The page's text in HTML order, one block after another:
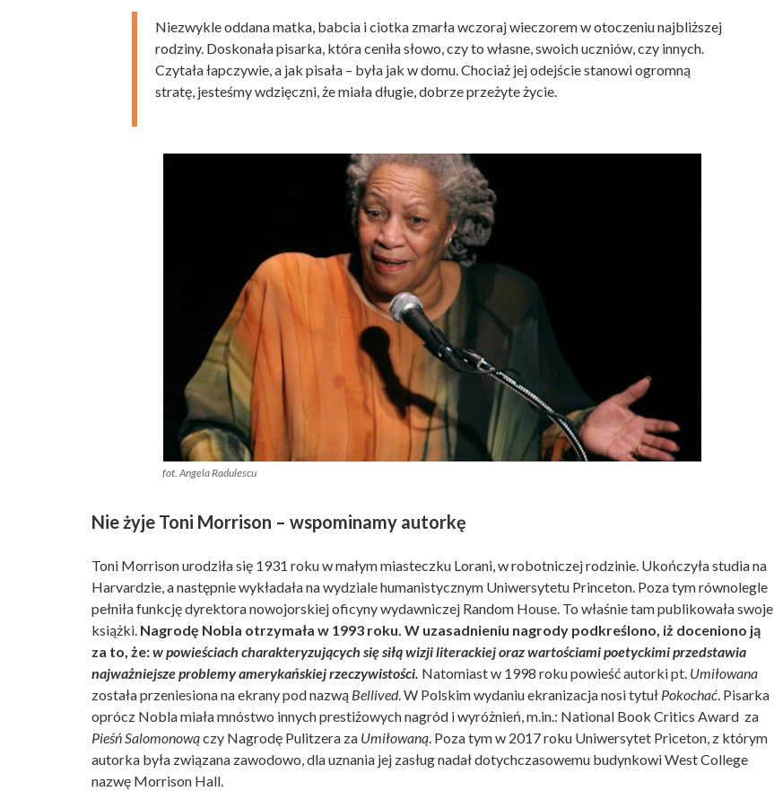
Niezwykle oddana matka, babcia i ciotka zmarła wczoraj wieczorem w otoczeniu najbliższej
rodziny. Doskonała pisarka, która ceniła słowo, czy to własne, swoich uczniów, czy innych.
Czytała łapczywie, a jak pisała – była jak w domu. Chociaż jej odejście stanowi ogromną
stratę, jesteśmy wdzięczni, że miała długie, dobrze przeżyte życie.
fot. Angela Radulescu
Nie żyje Toni Morrison – wspominamy autorkę
Toni Morrison urodziła się 1931 roku w małym miasteczku Lorani, w robotniczej rodzinie. Ukończyła studia na
Harvardzie, a następnie wykładała na wydziale humanistycznym Uniwersytetu Princeton. Poza tym równolegle
pełniła funkcję dyrektora nowojorskiej oficyny wydawniczej Random House. To właśnie tam publikowała swoje
książki. Nagrodę Nobla otrzymała w 1993 roku. W uzasadnieniu nagrody podkreślono, iż doceniono ją
za to, że:w powieściach charakteryzujących się siłą wizji literackiej oraz wartościami poetyckimi przedstawia
najważniejsze problemy amerykańskiej rzeczywistości. Natomiast w 1998 roku powieść autorki pt. Umiłowana
została przeniesiona na ekrany pod nazwą Bellived. W Polskim wydaniu ekranizacja nosi tytuł Pokochać. Pisarka
oprócz Nobla miała mnóstwo innych prestiżowych nagród i wyróżnień, m.in.: National Book Critics Award za
Pieśń Salomonowączy Nagrodę Pulitzera za Umiłowaną. Poza tym w 2017 roku Uniwersytet Priceton, z którym
autorka była związana zawodowo, dla uznania jej zasług nadał dotychczasowemu budynkowi West College
nazwę Morrison Hall.